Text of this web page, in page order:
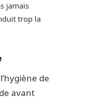
jamais
trop la
de
avant